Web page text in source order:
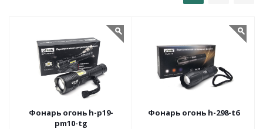
Фонарь огонь h-p19-
pm10-tg
Фонарь огонь h-298-t6